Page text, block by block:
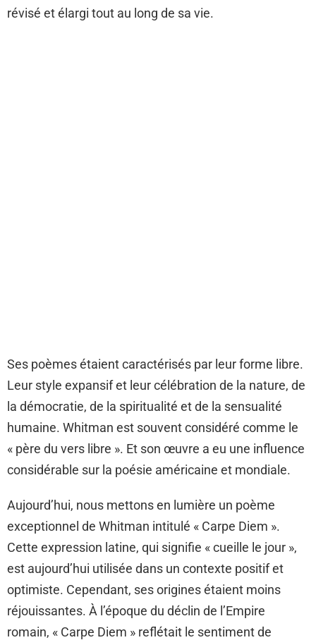
révisé et élargi tout au long de sa vie.
Ses poèmes étaient caractérisés par leur forme libre.
Leur style expansif et leur célébration de la nature, de
la démocratie, de la spiritualité et de la sensualité
humaine. Whitman est souvent considéré comme le
« père du vers libre ». Et son œuvre a eu une influence
considérable sur la poésie américaine et mondiale.
Aujourd’hui, nous mettons en lumière un poème
exceptionnel de Whitman intitulé « Carpe Diem ».
Cette expression latine, qui signifie « cueille le jour »,
est aujourd’hui utilisée dans un contexte positif et
optimiste. Cependant, ses origines étaient moins
réjouissantes. À l’époque du déclin de l’Empire
romain, « Carpe Diem » reflétait le sentiment de